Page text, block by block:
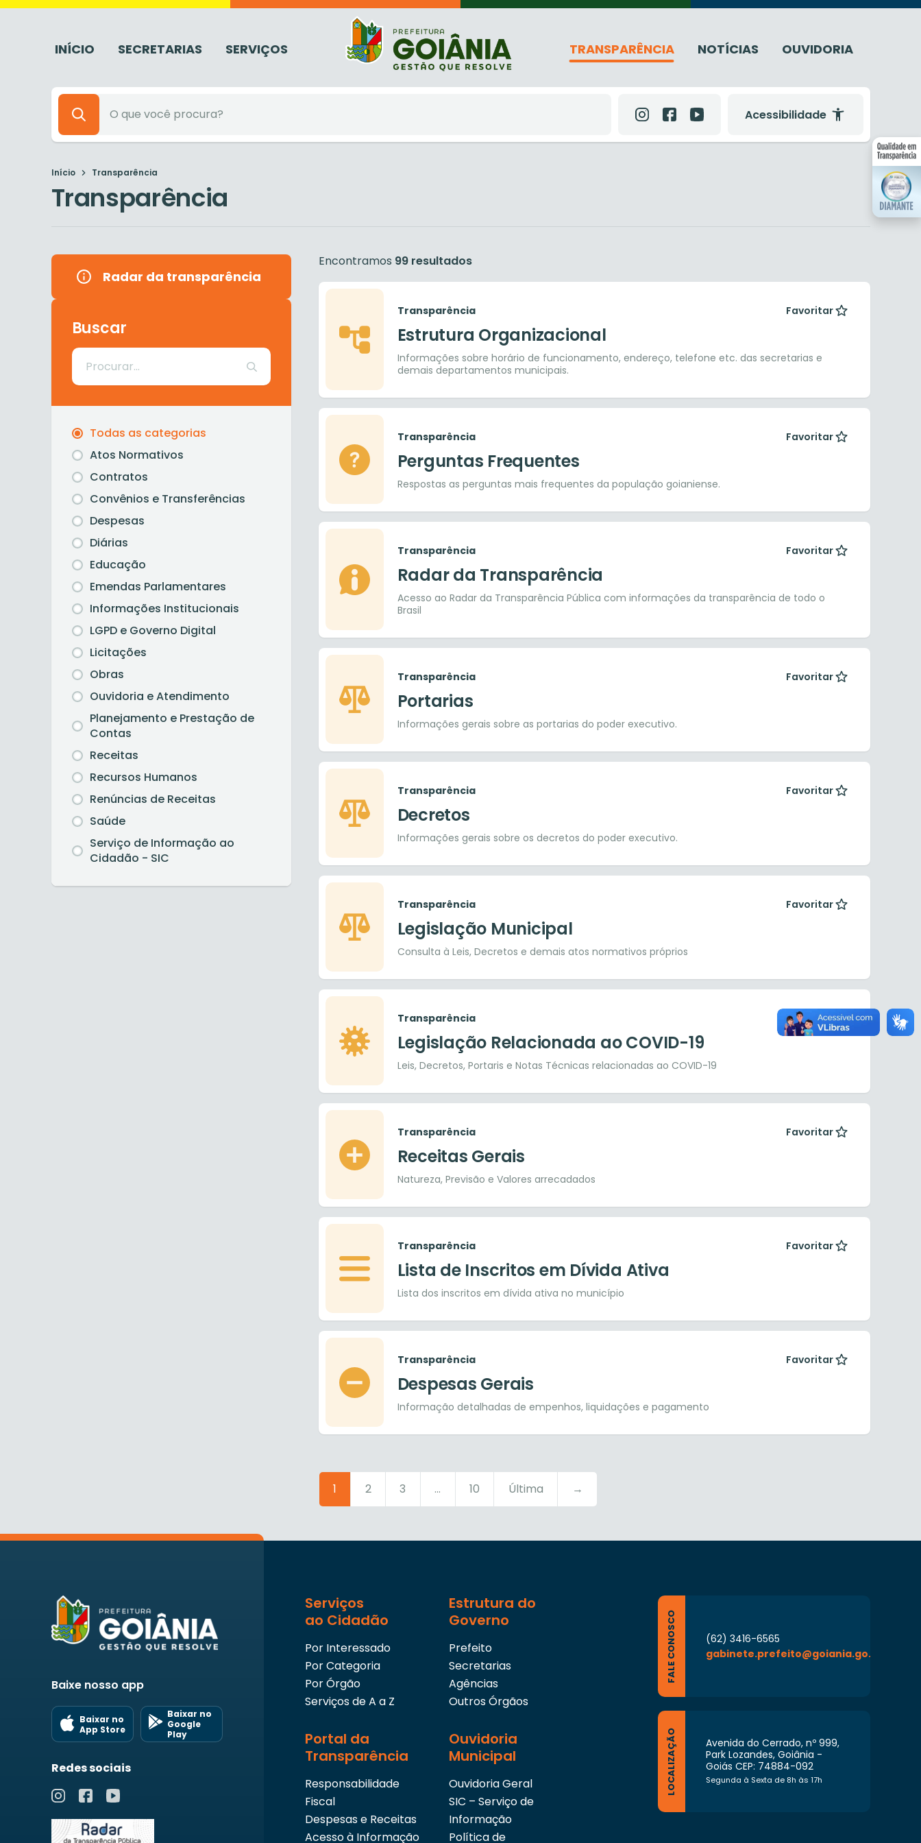
INÍCIO SECRETARIAS SERVIÇOS TRANSPARÊNCIA NOTÍCIAS OUVIDORIA
Acessibilidade
Início Transparência
Transparência
Radar da transparência
Buscar
Todas as categorias
Atos Normativos
Contratos
Convênios e Transferências
Despesas
Diárias
Educação
Emendas Parlamentares
Informações Institucionais
LGPD e Governo Digital
Licitações
Obras
Ouvidoria e Atendimento
Planejamento e Prestação de
Contas
Receitas
Recursos Humanos
Renúncias de Receitas
Saúde
Serviço de Informação ao
Cidadão - SIC
Encontramos 99 resultados
Transparência Favoritar
Estrutura Organizacional
Informações sobre horário de funcionamento, endereço, telefone etc. das secretarias e
demais departamentos municipais.
Transparência Favoritar
Perguntas Frequentes
Respostas as perguntas mais frequentes da população goianiense.
Transparência Favoritar
Radar da Transparência
Acesso ao Radar da Transparência Pública com informações da transparência de todo o
Brasil
Transparência Favoritar
Portarias
Informações gerais sobre as portarias do poder executivo.
Transparência Favoritar
Decretos
Informações gerais sobre os decretos do poder executivo.
Transparência Favoritar
Legislação Municipal
Consulta à Leis, Decretos e demais atos normativos próprios
Transparência Favoritar
Legislação Relacionada ao COVID-19
Leis, Decretos, Portaris e Notas Técnicas relacionadas ao COVID-19
Transparência Favoritar
Receitas Gerais
Natureza, Previsão e Valores arrecadados
Transparência Favoritar
Lista de Inscritos em Dívida Ativa
Lista dos inscritos em dívida ativa no município
Transparência Favoritar
Despesas Gerais
Informação detalhadas de empenhos, liquidações e pagamento
1 2 3 ... 10 Última →
Baixe nosso app
Baixar no
App Store
Baixar no
Google
Play
Redes sociais
Serviços
ao Cidadão
Por Interessado
Por Categoria
Por Órgão
Serviços de A a Z
Estrutura do
Governo
Prefeito
Secretarias
Agências
Outros Órgãos
Portal da
Transparência
Responsabilidade
Fiscal
Despesas e Receitas
Acesso à Informação
Ouvidoria
Municipal
Ouvidoria Geral
SIC – Serviço de
Informação
Política de
FALE CONOSCO
(62) 3416-6565
gabinete.prefeito@goiania.go.gov.br
LOCALIZAÇÃO
Avenida do Cerrado, nº 999,
Park Lozandes, Goiânia -
Goiás CEP: 74884-092
Segunda à Sexta de 8h às 17h